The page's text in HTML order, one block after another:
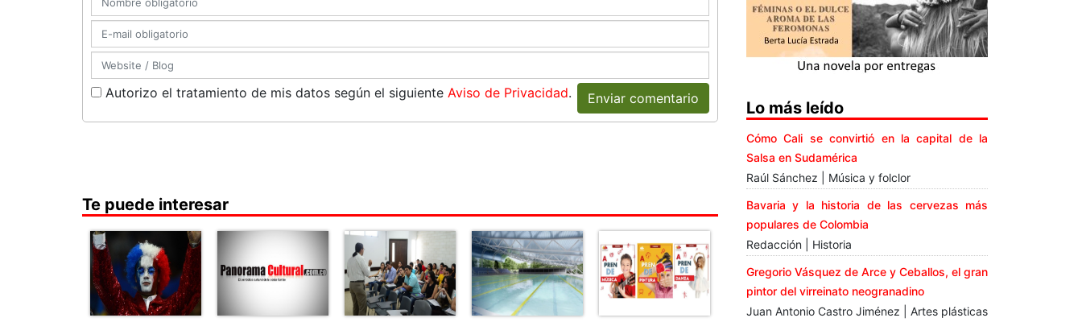
Autorizo el tratamiento de mis datos según el siguiente Aviso de Privacidad. Enviar comentario
Te puede interesar
Lo más leído
Cómo Cali se convirtió en la capital de la
Salsa en Sudamérica
Raúl Sánchez | Música y folclor
Bavaria y la historia de las cervezas más
populares de Colombia
Redacción | Historia
Gregorio Vásquez de Arce y Ceballos, el gran
pintor del virreinato neogranadino
Juan Antonio Castro Jiménez | Artes plásticas